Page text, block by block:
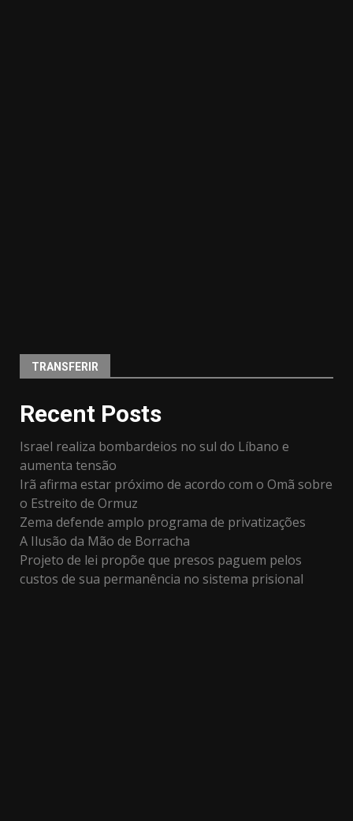
TRANSFERIR
Recent Posts
Israel realiza bombardeios no sul do Líbano e
aumenta tensão
Irã afirma estar próximo de acordo com o Omã sobre
o Estreito de Ormuz
Zema defende amplo programa de privatizações
A Ilusão da Mão de Borracha
Projeto de lei propõe que presos paguem pelos
custos de sua permanência no sistema prisional